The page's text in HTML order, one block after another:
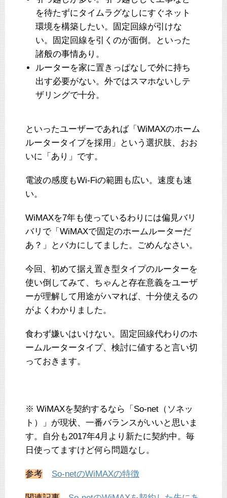
を待たずにタイムラグなしにすぐネット
環境を構築したい。固定回線が引けな
い。固定回線を引くのが面倒。といった
諸般の事情あり。
ルーターを家に置きっぱなしで外に持ち
出す必要がない。外ではスマホないしテ
ザリングで十分。
といったユーザーであれば「WiMAXのホーム
ルータータイプを採用」という選択肢、おお
いに「あり」です。
電波の感度もWi-Fiの範囲も広い。速度も速
い。
WiMAXを7年も使っているわりには偏見バリ
バリで「WiMAXで固定のホームルーターだ
あ？」とバカにしてました。ごめんなさい。
今回、初めて据え置き型タイプのルーターを
使い倒してみて、ちゃんと存在意義をユーザ
ーが理解して用途がハマれば、十分使えるの
がよくわかりました。
食わず嫌いはいけない。固定回線代わりのホ
ームルータータイプ、検討に値すると言い切
っておきます。
※ WiMAXを契約するなら「So-net（ソネッ
ト）」が現状、一番バランスがいいと思いま
す。自分も2017年4月より新たに契約中。毎
日使ってますけど何ら問題なし。
参考 So-netのWiMAXの特徴